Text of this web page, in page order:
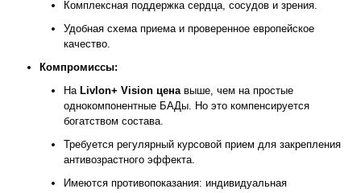
Комплексная поддержка сердца, сосудов и зрения.
Удобная схема приема и проверенное европейское
качество.
Компромиссы:
НаLivlon+ Vision цена выше, чем на простые
однокомпонентные БАДы. Но это компенсируется
богатством состава.
Требуется регулярный курсовой прием для закрепления
антивозрастного эффекта.
Имеются противопоказания: индивидуальная